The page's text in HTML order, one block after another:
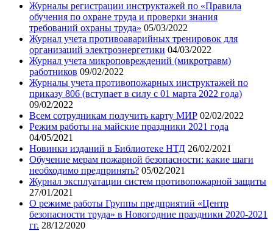
Журналы регистрации инструктажей по «Правила
обучения по охране труда и проверки знания
требований охраны труда» 05/03/2022
Журнал учета противоаварийных тренировок для
организаций электроэнергетики 04/03/2022
Журнал учета микроповреждений (микротравм)
работников 09/02/2022
Журналы учета противопожарных инструктажей по
приказу 806 (вступает в силу с 01 марта 2022 года)
09/02/2022
Всем сотрудникам получить карту МИР 02/02/2022
Режим работы на майские праздники 2021 года
04/05/2021
Новинки изданий в Библиотеке НТД 26/02/2021
Обучение мерам пожарной безопасности: какие шаги
необходимо предпринять? 05/02/2021
Журнал эксплуатации систем противопожарной защиты
27/01/2021
О режиме работы Группы предприятий «Центр
безопасности труда» в Новогодние праздники 2020-2021
гг. 28/12/2020